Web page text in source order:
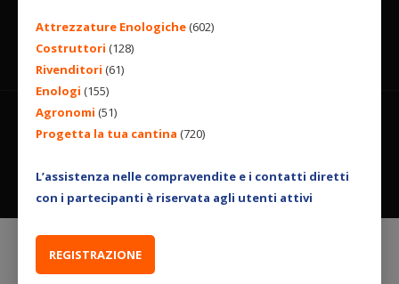
Attrezzature Enologiche(602)
Costruttori (128)
Rivenditori (61)
Enologi (155)
Agronomi (51)
Progetta la tua cantina (720)
L’assistenza nelle compravendite e i contatti diretti
con i partecipanti è riservata agli utenti attivi
REGISTRAZIONE
© 2026 ENGINEERING BY